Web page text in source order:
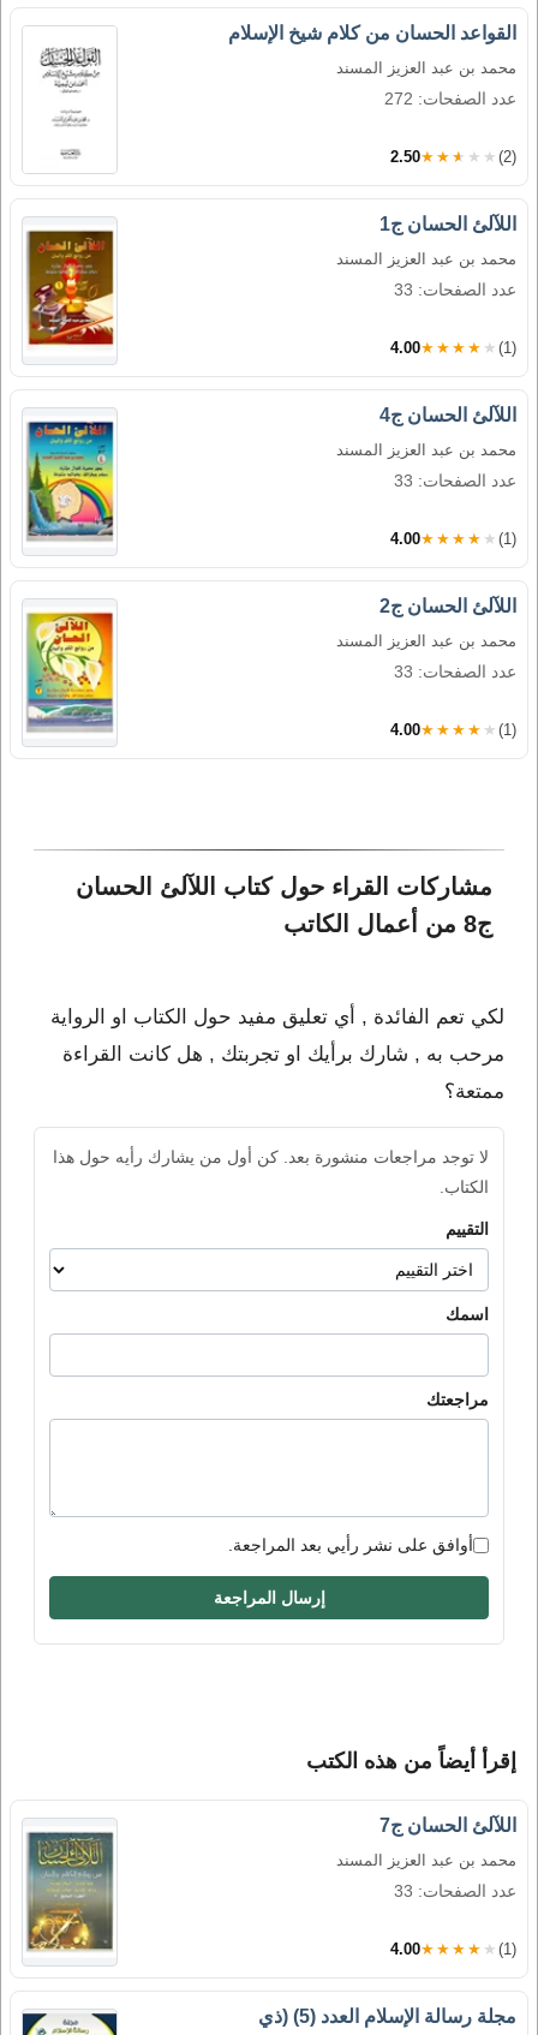
القواعد الحسان من كلام شيخ الإسلام
محمد بن عبد العزيز المسند
عدد الصفحات: 272
2.50★★★★★ (2)
اللآلئ الحسان ج1
محمد بن عبد العزيز المسند
عدد الصفحات: 33
4.00★★★★★ (1)
اللآلئ الحسان ج4
محمد بن عبد العزيز المسند
عدد الصفحات: 33
4.00★★★★★ (1)
اللآلئ الحسان ج2
محمد بن عبد العزيز المسند
عدد الصفحات: 33
4.00★★★★★ (1)
مشاركات القراء حول كتاب اللآلئ الحسان
ج8 من أعمال الكاتب
لكي تعم الفائدة , أي تعليق مفيد حول الكتاب او الرواية
مرحب به , شارك برأيك او تجربتك , هل كانت القراءة
ممتعة؟
لا توجد مراجعات منشورة بعد. كن أول من يشارك رأيه حول هذا
الكتاب.
التقييم
اسمك
مراجعتك
أوافق على نشر رأيي بعد المراجعة.
إرسال المراجعة
إقرأ أيضاً من هذه الكتب
اللآلئ الحسان ج7
محمد بن عبد العزيز المسند
عدد الصفحات: 33
4.00★★★★★ (1)
مجلة رسالة الإسلام العدد (5) (ذي